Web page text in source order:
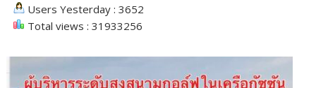
Users Yesterday : 3652
Total views : 31933256